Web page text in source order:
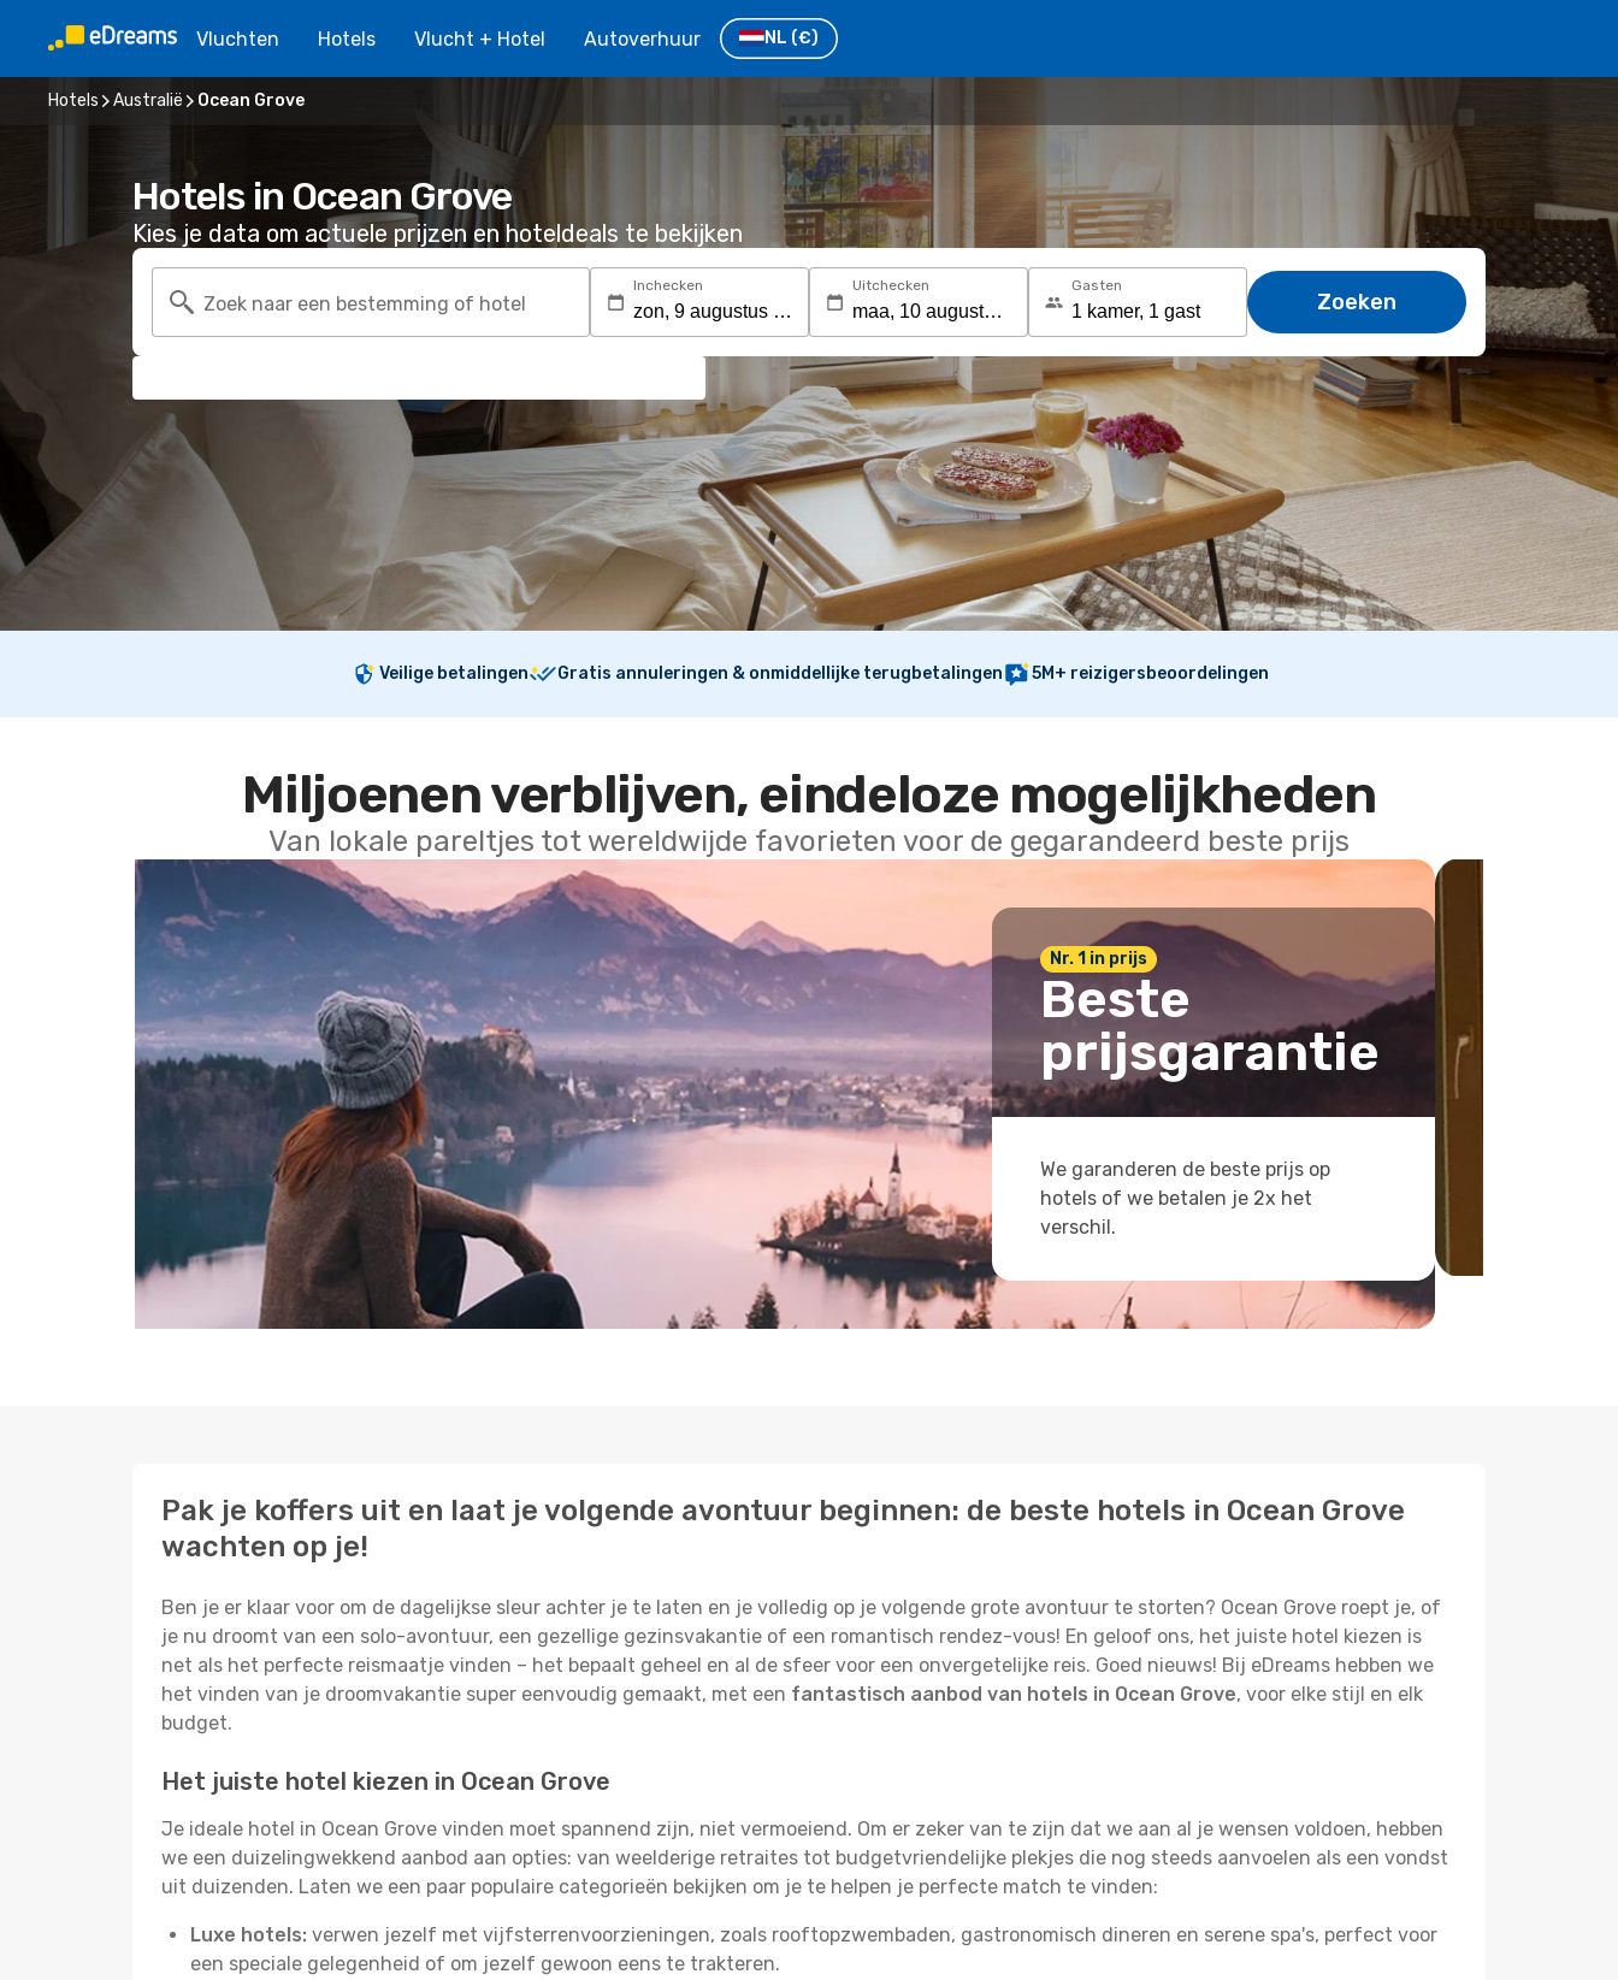
Vluchten Hotels Vlucht + Hotel Autoverhuur NL (€)
Hotels Australië Ocean Grove
Hotels in Ocean Grove
Kies je data om actuele prijzen en hoteldeals te bekijken
Zoek naar een bestemming of hotel
Inchecken Uitchecken Gasten
Zoeken
Veilige betalingen Gratis annuleringen & onmiddellijke terugbetalingen 5M+ reizigersbeoordelingen
Miljoenen verblijven, eindeloze mogelijkheden
Van lokale pareltjes tot wereldwijde favorieten voor de gegarandeerd beste prijs
Nr. 1 in prijs
Beste
prijsgarantie
We garanderen de beste prijs op
hotels of we betalen je 2x het
verschil.
Pak je koffers uit en laat je volgende avontuur beginnen: de beste hotels in Ocean Grove
wachten op je!
Ben je er klaar voor om de dagelijkse sleur achter je te laten en je volledig op je volgende grote avontuur te storten? Ocean Grove roept je, of
je nu droomt van een solo-avontuur, een gezellige gezinsvakantie of een romantisch rendez-vous! En geloof ons, het juiste hotel kiezen is
net als het perfecte reismaatje vinden – het bepaalt geheel en al de sfeer voor een onvergetelijke reis. Goed nieuws! Bij eDreams hebben we
het vinden van je droomvakantie super eenvoudig gemaakt, met een fantastisch aanbod van hotels in Ocean Grove, voor elke stijl en elk
budget.
Het juiste hotel kiezen in Ocean Grove
Je ideale hotel in Ocean Grove vinden moet spannend zijn, niet vermoeiend. Om er zeker van te zijn dat we aan al je wensen voldoen, hebben
we een duizelingwekkend aanbod aan opties: van weelderige retraites tot budgetvriendelijke plekjes die nog steeds aanvoelen als een vondst
uit duizenden. Laten we een paar populaire categorieën bekijken om je te helpen je perfecte match te vinden:
Luxe hotels: verwen jezelf met vijfsterrenvoorzieningen, zoals rooftopzwembaden, gastronomisch dineren en serene spa's, perfect voor
een speciale gelegenheid of om jezelf gewoon eens te trakteren.